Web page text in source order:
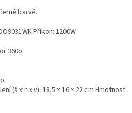
barvě.
Příkon: 1200W
360o
(š x h x v): 18,5 × 16 × 22 cm Hmotnost: